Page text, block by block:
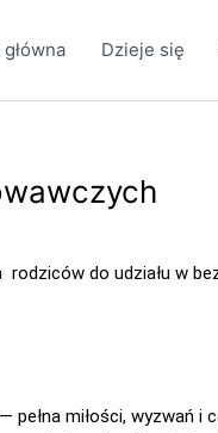
Dzieje się
do udziału w
miłości, wyzwań i